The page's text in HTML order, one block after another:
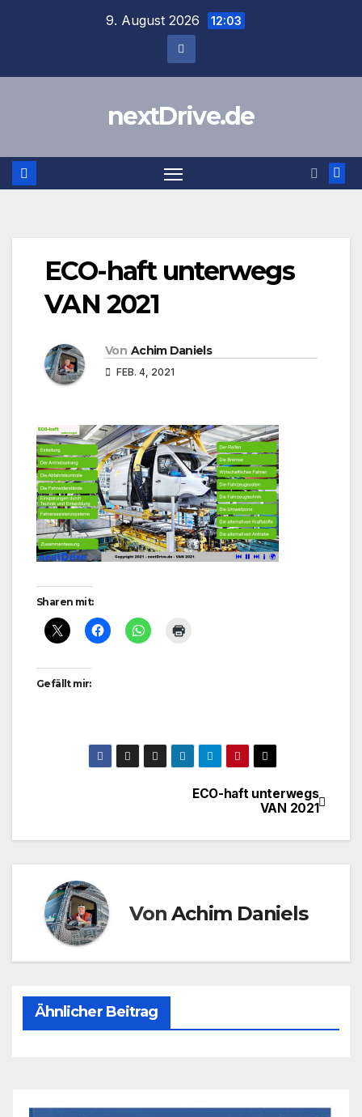
9. August 2026 12:03
nextDrive.de
ECO-haft unterwegs
VAN 2021
Von Achim Daniels
FEB. 4, 2021
Sharen mit:
Gefällt mir:
Beitragsnavigation
ECO-haft unterwegs
VAN 2021
VonAchim Daniels
Ähnlicher Beitrag